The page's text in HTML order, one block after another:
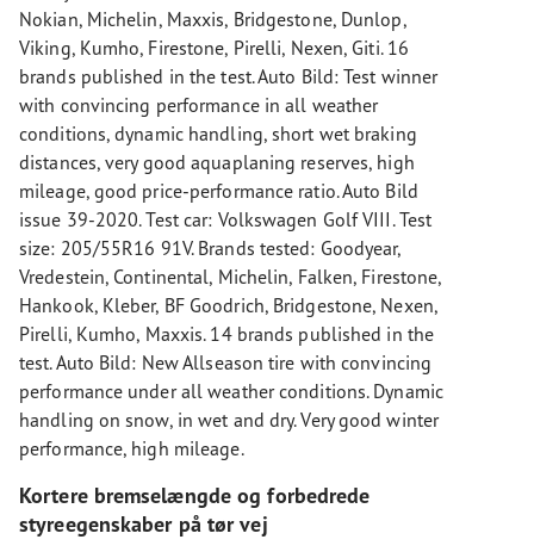
Nokian, Michelin, Maxxis, Bridgestone, Dunlop,
Viking, Kumho, Firestone, Pirelli, Nexen, Giti. 16
brands published in the test. Auto Bild: Test winner
with convincing performance in all weather
conditions, dynamic handling, short wet braking
distances, very good aquaplaning reserves, high
mileage, good price-performance ratio. Auto Bild
issue 39-2020. Test car: Volkswagen Golf VIII. Test
size: 205/55R16 91V. Brands tested: Goodyear,
Vredestein, Continental, Michelin, Falken, Firestone,
Hankook, Kleber, BF Goodrich, Bridgestone, Nexen,
Pirelli, Kumho, Maxxis. 14 brands published in the
test. Auto Bild: New Allseason tire with convincing
performance under all weather conditions. Dynamic
handling on snow, in wet and dry. Very good winter
performance, high mileage.
Kortere bremselængde og forbedrede
styreegenskaber på tør vej